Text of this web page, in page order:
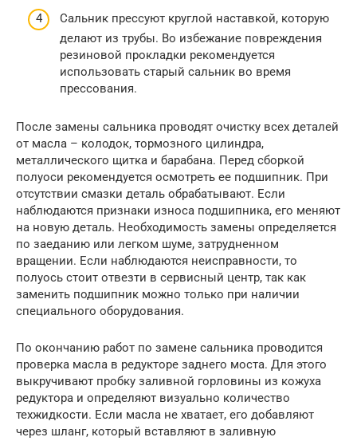
Сальник прессуют круглой наставкой, которую
делают из трубы. Во избежание повреждения
резиновой прокладки рекомендуется
использовать старый сальник во время
прессования.
После замены сальника проводят очистку всех деталей
от масла – колодок, тормозного цилиндра,
металлического щитка и барабана. Перед сборкой
полуоси рекомендуется осмотреть ее подшипник. При
отсутствии смазки деталь обрабатывают. Если
наблюдаются признаки износа подшипника, его меняют
на новую деталь. Необходимость замены определяется
по заеданию или легком шуме, затрудненном
вращении. Если наблюдаются неисправности, то
полуось стоит отвезти в сервисный центр, так как
заменить подшипник можно только при наличии
специального оборудования.
По окончанию работ по замене сальника проводится
проверка масла в редукторе заднего моста. Для этого
выкручивают пробку заливной горловины из кожуха
редуктора и определяют визуально количество
техжидкости. Если масла не хватает, его добавляют
через шланг, который вставляют в заливную